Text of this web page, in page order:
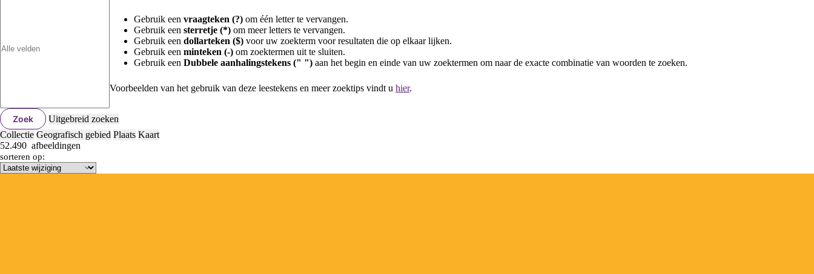
Gebruik een vraagteken (?) om één letter te vervangen.
Gebruik een sterretje (*) om meer letters te vervangen.
Gebruik een dollarteken ($) voor uw zoekterm voor resultaten die op elkaar lijken.
Gebruik een minteken (-) om zoektermen uit te sluiten.
Gebruik een Dubbele aanhalingstekens (" ") aan het begin en einde van uw zoektermen om naar de exacte combinatie van woorden te zoeken.
Voorbeelden van het gebruik van deze leestekens en meer zoektips vindt u hier.
Zoek
Uitgebreid zoeken
Collectie Geografisch gebied Plaats Kaart
52.490 afbeeldingen
sorteren op: